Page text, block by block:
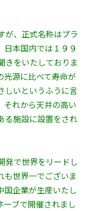
が、正式名称はプラ
日本国内では１９９
きをいたしておりま
光源に比べて寿命が
しいというふうに言
それから天井の高い
る施設に設置をされ
発で世界をリードし
も世界一でございま
国企業が生産いたし
ーブで開催されまし